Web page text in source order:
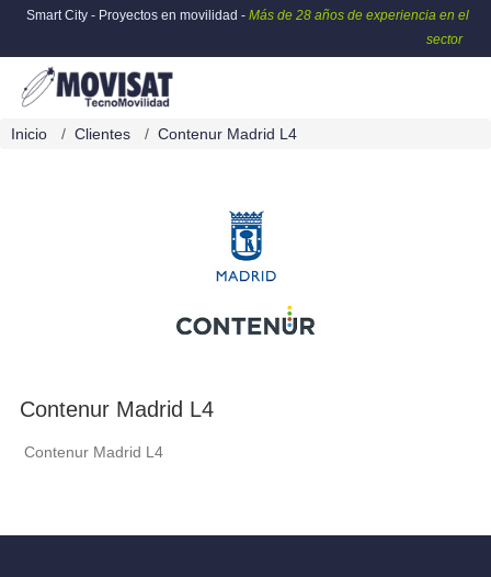
Smart City - Proyectos en movilidad - Más de 28 años de experiencia en el
sector
Inicio Clientes Contenur Madrid L4
Contenur Madrid L4
Contenur Madrid L4